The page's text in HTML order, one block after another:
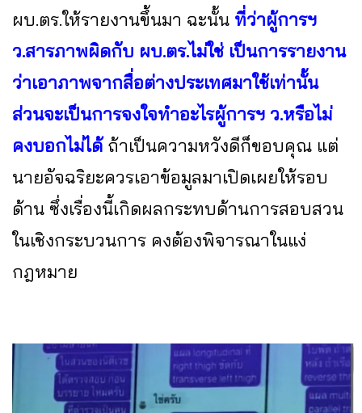
ผบ.ตร.ให้รายงานขึ้นมา ฉะนั้น ที่ว่าผู้การฯ
ว.สารภาพผิดกับ ผบ.ตร.ไม่ใช่ เป็นการรายงาน
ว่าเอาภาพจากสื่อต่างประเทศมาใช้เท่านั้น
ส่วนจะเป็นการจงใจทำอะไรผู้การฯ ว.หรือไม่
คงบอกไม่ได้ ถ้าเป็นความหวังดีก็ขอบคุณ แต่
นายอัจฉริยะควรเอาข้อมูลมาเปิดเผยให้รอบ
ด้าน ซึ่งเรื่องนี้เกิดผลกระทบด้านการสอบสวน
ในเชิงกระบวนการ คงต้องพิจารณาในแง่
กฎหมาย